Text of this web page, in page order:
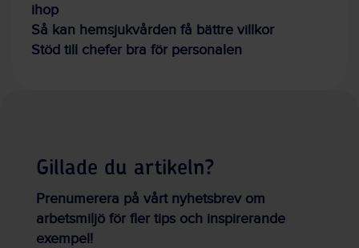
ihop
Så kan hemsjukvården få bättre villkor
Stöd till chefer bra för personalen
Gillade du artikeln?
Prenumerera på vårt nyhetsbrev om
arbetsmiljö för fler tips och inspirerande
exempel!